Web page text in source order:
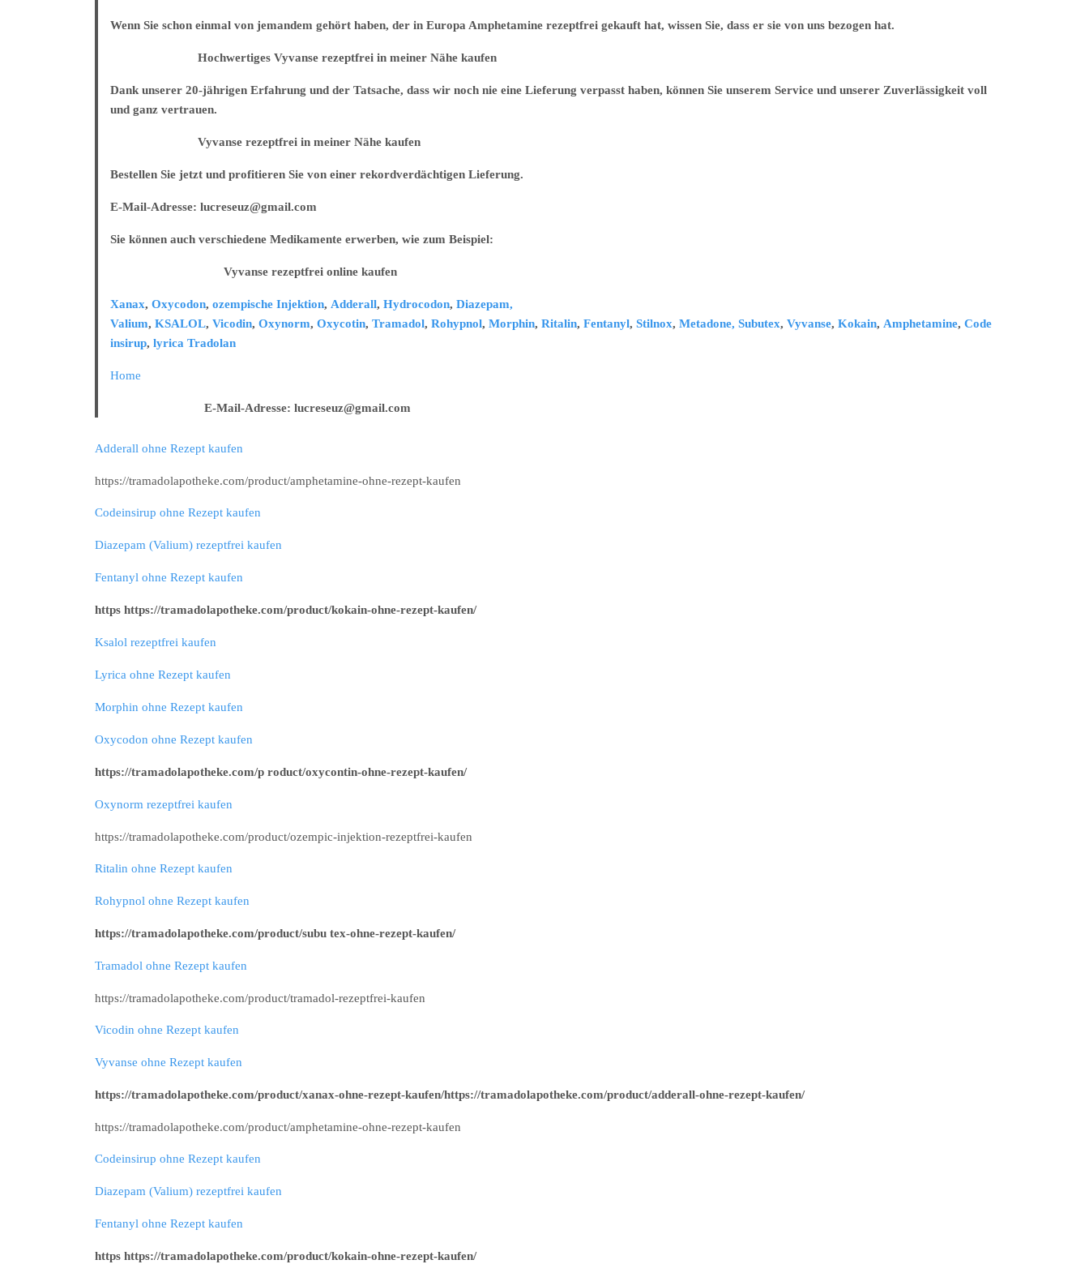
Wenn Sie schon einmal von jemandem gehört haben, der in Europa Amphetamine rezeptfrei gekauft hat, wissen Sie, dass er sie von uns bezogen hat.
Hochwertiges Vyvanse rezeptfrei in meiner Nähe kaufen
Dank unserer 20-jährigen Erfahrung und der Tatsache, dass wir noch nie eine Lieferung verpasst haben, können Sie unserem Service und unserer Zuverlässigkeit voll
und ganz vertrauen.
Vyvanse rezeptfrei in meiner Nähe kaufen
Bestellen Sie jetzt und profitieren Sie von einer rekordverdächtigen Lieferung.
E-Mail-Adresse: lucreseuz@gmail.com
Sie können auch verschiedene Medikamente erwerben, wie zum Beispiel:
Vyvanse rezeptfrei online kaufen
Xanax, Oxycodon, ozempische Injektion, Adderall, Hydrocodon, Diazepam,
Valium, KSALOL, Vicodin, Oxynorm, Oxycotin, Tramadol, Rohypnol, Morphin, Ritalin, Fentanyl, Stilnox, Metadone, Subutex, Vyvanse, Kokain, Amphetamine, Code
insirup, lyrica Tradolan
Home
E-Mail-Adresse: lucreseuz@gmail.com
Adderall ohne Rezept kaufen
https://tramadolapotheke.com/product/amphetamine-ohne-rezept-kaufen
Codeinsirup ohne Rezept kaufen
Diazepam (Valium) rezeptfrei kaufen
Fentanyl ohne Rezept kaufen
https https://tramadolapotheke.com/product/kokain-ohne-rezept-kaufen/
Ksalol rezeptfrei kaufen
Lyrica ohne Rezept kaufen
Morphin ohne Rezept kaufen
Oxycodon ohne Rezept kaufen
https://tramadolapotheke.com/p roduct/oxycontin-ohne-rezept-kaufen/
Oxynorm rezeptfrei kaufen
https://tramadolapotheke.com/product/ozempic-injektion-rezeptfrei-kaufen
Ritalin ohne Rezept kaufen
Rohypnol ohne Rezept kaufen
https://tramadolapotheke.com/product/subu tex-ohne-rezept-kaufen/
Tramadol ohne Rezept kaufen
https://tramadolapotheke.com/product/tramadol-rezeptfrei-kaufen
Vicodin ohne Rezept kaufen
Vyvanse ohne Rezept kaufen
https://tramadolapotheke.com/product/xanax-ohne-rezept-kaufen/https://tramadolapotheke.com/product/adderall-ohne-rezept-kaufen/
https://tramadolapotheke.com/product/amphetamine-ohne-rezept-kaufen
Codeinsirup ohne Rezept kaufen
Diazepam (Valium) rezeptfrei kaufen
Fentanyl ohne Rezept kaufen
https https://tramadolapotheke.com/product/kokain-ohne-rezept-kaufen/